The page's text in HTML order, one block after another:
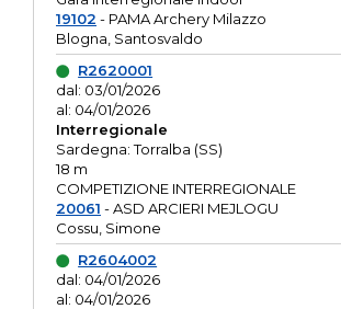
19102 - PAMA Archery Milazzo
Blogna, Santosvaldo
R2620001
dal: 03/01/2026
al: 04/01/2026
Interregionale
Sardegna: Torralba (SS)
18 m
COMPETIZIONE INTERREGIONALE
20061 - ASD ARCIERI MEJLOGU
Cossu, Simone
R2604002
dal: 04/01/2026
al: 04/01/2026